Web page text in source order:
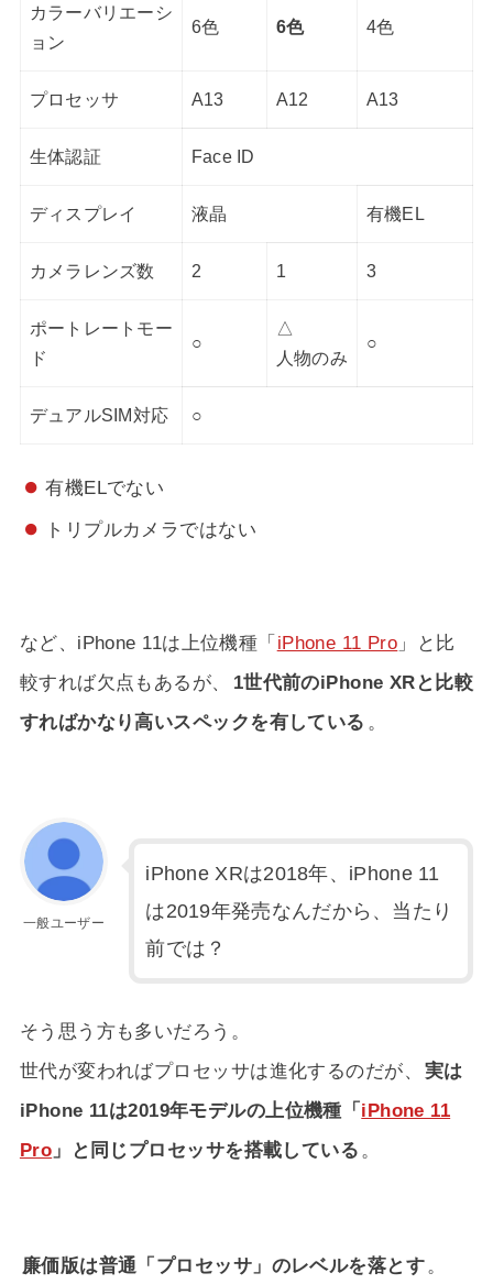
カラーバリエーシ
ョン
6色 6色 4色
プロセッサ A13 A12 A13
生体認証 Face ID
ディスプレイ 液晶 有機EL
カメラレンズ数 2 1 3
ポートレートモー
ド
○
△
人物のみ
○
デュアルSIM対応 ○
有機ELでない
トリプルカメラではない
など、iPhone 11は上位機種「 iPhone 11 Pro 」と比
較すれば欠点もあるが、
1世代前のiPhone XRと比較
すればかなり高いスペックを有している 。
一般ユーザー
iPhone XRは2018年、iPhone 11
は2019年発売なんだから、当たり
前では？
そう思う方も多いだろう。
世代が変わればプロセッサは進化するのだが、
実は
iPhone 11は2019年モデルの上位機種「iPhone 11
Pro 」と同じプロセッサを搭載している 。
廉価版は普通「プロセッサ」のレベルを落とす 。